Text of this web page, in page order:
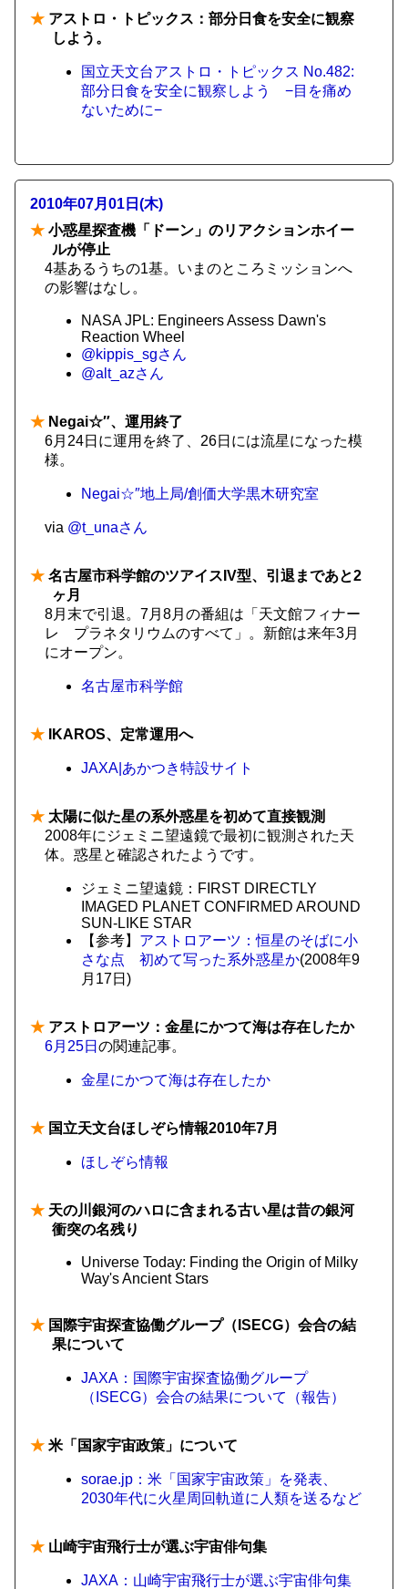
★ アストロ・トピックス：部分日食を安全に観察
しよう。
国立天文台アストロ・トピックス No.482:
部分日食を安全に観察しよう −目を痛め
ないために−
2010年07月01日(木)
★ 小惑星探査機「ドーン」のリアクションホイー
ルが停止
4基あるうちの1基。いまのところミッションへ
の影響はなし。
NASA JPL: Engineers Assess Dawn's
Reaction Wheel
@kippis_sgさん
@alt_azさん
★ Negai☆″、運用終了
6月24日に運用を終了、26日には流星になった模
様。
Negai☆″地上局/創価大学黒木研究室
via @t_unaさん
★ 名古屋市科学館のツアイスIV型、引退まであと2
ヶ月
8月末で引退。7月8月の番組は「天文館フィナー
レ プラネタリウムのすべて」。新館は来年3月
にオープン。
名古屋市科学館
★ IKAROS、定常運用へ
JAXA|あかつき特設サイト
★ 太陽に似た星の系外惑星を初めて直接観測
2008年にジェミニ望遠鏡で最初に観測された天
体。惑星と確認されたようです。
ジェミニ望遠鏡：FIRST DIRECTLY
IMAGED PLANET CONFIRMED AROUND
SUN-LIKE STAR
【参考】 アストロアーツ：恒星のそばに小
さな点 初めて写った系外惑星か(2008年9
月17日)
★ アストロアーツ：金星にかつて海は存在したか
6月25日 の関連記事。
金星にかつて海は存在したか
★ 国立天文台ほしぞら情報2010年7月
ほしぞら情報
★ 天の川銀河のハロに含まれる古い星は昔の銀河
衝突の名残り
Universe Today: Finding the Origin of Milky
Way's Ancient Stars
★ 国際宇宙探査協働グループ（ISECG）会合の結
果について
JAXA：国際宇宙探査協働グループ
（ISECG）会合の結果について（報告）
★ 米「国家宇宙政策」について
sorae.jp：米「国家宇宙政策」を発表、
2030年代に火星周回軌道に人類を送るなど
★ 山崎宇宙飛行士が選ぶ宇宙俳句集
JAXA：山崎宇宙飛行士が選ぶ宇宙俳句集